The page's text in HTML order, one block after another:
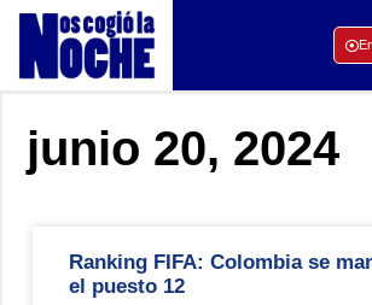
junio 20, 2024
Ranking FIFA: Colombia se
el puesto 12